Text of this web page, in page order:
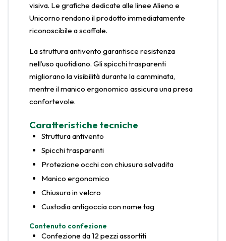
visiva. Le grafiche dedicate alle linee Alieno e
Unicorno rendono il prodotto immediatamente
riconoscibile a scaffale.
La struttura antivento garantisce resistenza
nell’uso quotidiano. Gli spicchi trasparenti
migliorano la visibilità durante la camminata,
mentre il manico ergonomico assicura una presa
confortevole.
Caratteristiche tecniche
Struttura antivento
Spicchi trasparenti
Protezione occhi con chiusura salvadita
Manico ergonomico
Chiusura in velcro
Custodia antigoccia con name tag
Contenuto confezione
Confezione da 12 pezzi assortiti